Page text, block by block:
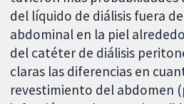
del líquido de diálisis fuera
abdominal en la piel
del catéter de diálisis
claras las diferencias en
revestimiento del abdomen